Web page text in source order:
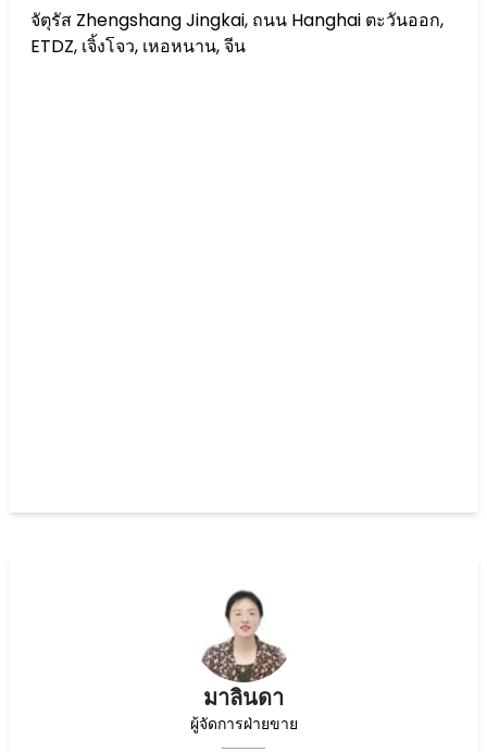
มาลินดา
ผู้จัดการฝ่ายขาย
จัตุรัส Zhengshang Jingkai, ถนน Hanghai ตะวันออก,
ETDZ, เจิ้งโจว, เหอหนาน, จีน